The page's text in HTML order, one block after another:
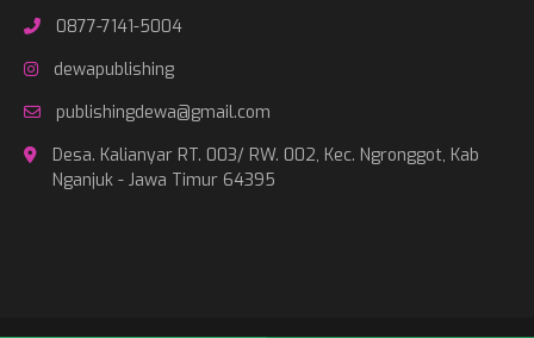
0877-7141-5004
dewapublishing
publishingdewa@gmail.com
Desa. Kalianyar RT. 003/ RW. 002, Kec. Ngronggot, Kab
Nganjuk - Jawa Timur 64395